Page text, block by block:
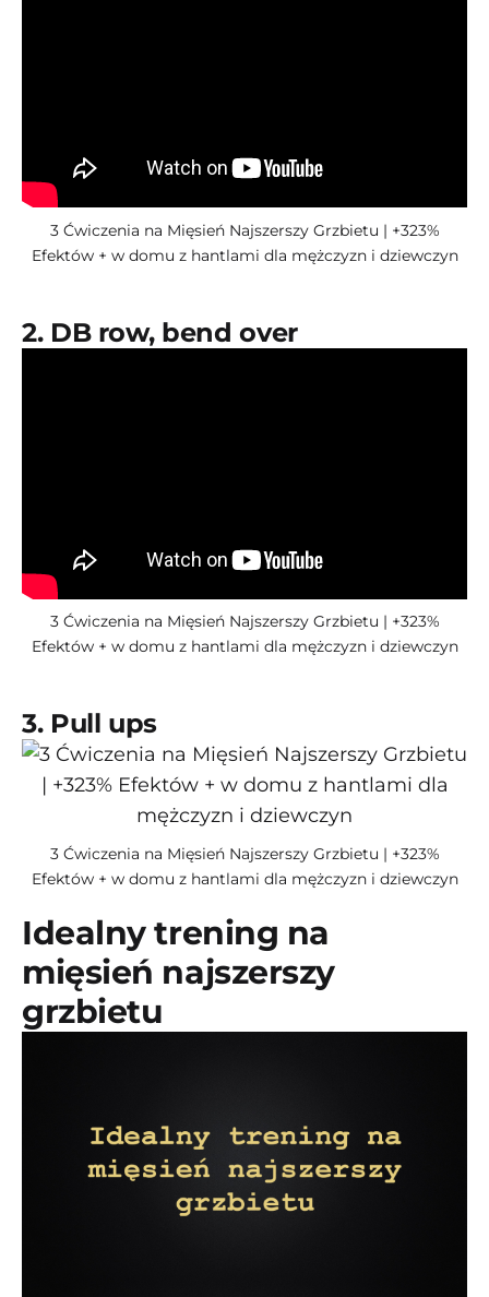
3 Ćwiczenia na Mięsień Najszerszy Grzbietu | +323%
Efektów + w domu z hantlami dla mężczyzn i dziewczyn
2. DB row, bend over
3 Ćwiczenia na Mięsień Najszerszy Grzbietu | +323%
Efektów + w domu z hantlami dla mężczyzn i dziewczyn
3. Pull ups
3 Ćwiczenia na Mięsień Najszerszy Grzbietu | +323%
Efektów + w domu z hantlami dla mężczyzn i dziewczyn
Idealny trening na
mięsień najszerszy
grzbietu